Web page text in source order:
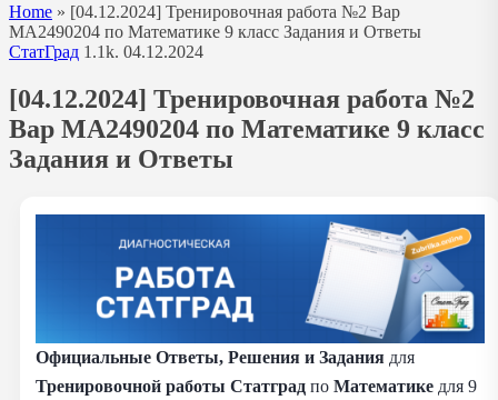
Home » [04.12.2024] Тренировочная работа №2 Вар
МА2490204 по Математике 9 класс Задания и Ответы
СтатГрад 1.1k. 04.12.2024
[04.12.2024] Тренировочная работа №2
Вар МА2490204 по Математике 9 класс
Задания и Ответы
Официальные Ответы, Решения и Задания для
Тренировочной работы Статград по Математике для 9